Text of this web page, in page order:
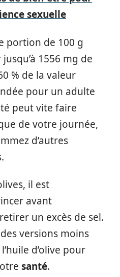
sexuelle
portion de 100 g
1556 mg de
% de la valeur
pour un adulte
peut vite faire
de votre journée,
d’autres
il est
avant
un excès de sel.
versions moins
d’olive pour
santé.